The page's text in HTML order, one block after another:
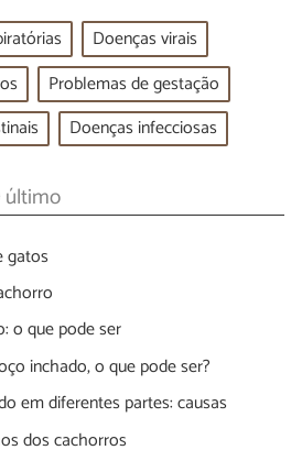
Doenças virais
Problemas de gestação
Doenças infecciosas
último
gatos
o que pode ser
inchado, o que pode ser?
em diferentes partes: causas
dos cachorros